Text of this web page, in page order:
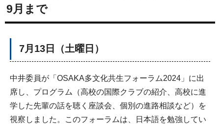
9月まで
7月13日（土曜日）
中井委員が「OSAKA多文化共生フォーラム2024」に出
席し、プログラム（高校の国際クラブの紹介、高校に進
学した先輩の話を聴く座談会、個別の進路相談など）を
視察しました。このフォーラムは、日本語を勉強してい